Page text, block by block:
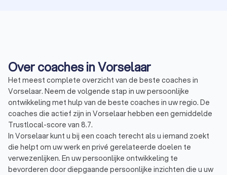
Over coaches in Vorselaar
Het meest complete overzicht van de beste coaches in
Vorselaar. Neem de volgende stap in uw persoonlijke
ontwikkeling met hulp van de beste coaches in uw regio. De
coaches die actief zijn in Vorselaar hebben een gemiddelde
Trustlocal-score van 8.7.
In Vorselaar kunt u bij een coach terecht als u iemand zoekt
die helpt om uw werk en privé gerelateerde doelen te
verwezenlijken. En uw persoonlijke ontwikkeling te
bevorderen door diepgaande persoonlijke inzichten die u uw